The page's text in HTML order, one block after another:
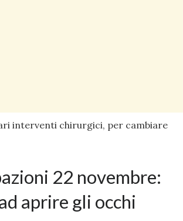
interventi chirurgici, per cambiare
22 novembre:
aprire gli occhi